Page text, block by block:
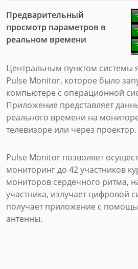
Предварительный
просмотр параметров в
реальном времени
Центральным пунктом системы
Pulse Monitor, которое было
компьютере с операционной
Приложение представляет
реального времени на
телевизоре или через проектор.
Pulse Monitor позволяет
мониторинг до 42 участников курса.
мониторов сердечного ритма,
участника, излучает цифровой
получает приложение с
антенны.